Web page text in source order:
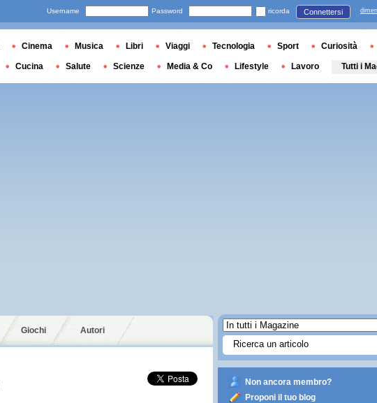
Giochi Autori
Non ancora membro?
Proponi il tuo blog
Username Password ricorda Connettersi
Cinema Musica Libri Viaggi Tecnologia Sport Curiosità
Cucina Salute Scienze Media & Co Lifestyle Lavoro Tutti i